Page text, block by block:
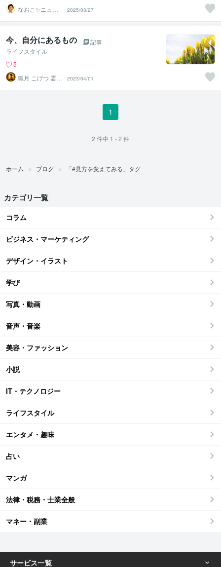
なおこ✨ニュー
ジーランドNo1
鑑定士✨
2025/03/27
今、自分にあるもの
記事
ライフスタイル
5
狐月 こげつ 霊視
鑑定師
2023/04/01
1
2 件中 1 - 2 件
ホーム ブログ 「#見方を変えてみる」タグ
カテゴリ一覧
コラム
ビジネス・マーケティング
デザイン・イラスト
学び
写真・動画
音声・音楽
美容・ファッション
小説
IT・テクノロジー
ライフスタイル
エンタメ・趣味
占い
マンガ
法律・税務・士業全般
マネー・副業